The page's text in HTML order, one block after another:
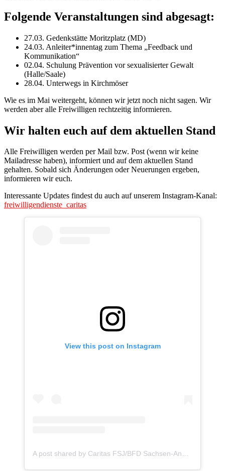
Folgende Veranstaltungen sind abgesagt:
27.03. Gedenkstätte Moritzplatz (MD)
24.03. Anleiter*innentag zum Thema „Feedback und
Kommunikation“
02.04. Schulung Prävention vor sexualisierter Gewalt
(Halle/Saale)
28.04. Unterwegs in Kirchmöser
Wie es im Mai weitergeht, können wir jetzt noch nicht sagen. Wir
werden aber alle Freiwilligen rechtzeitig informieren.
Wir halten euch auf dem aktuellen Stand
Alle Freiwilligen werden per Mail bzw. Post (wenn wir keine
Mailadresse haben), informiert und auf dem aktuellen Stand
gehalten. Sobald sich Änderungen oder Neuerungen ergeben,
informieren wir euch.
Interessante Updates findest du auch auf unserem Instagram-Kanal:
freiwilligendienste_caritas
View this post on Instagram
A post shared by Caritas FSJ/BFD Sachsen-Anhalt (@freiwilligendienste_caritas)